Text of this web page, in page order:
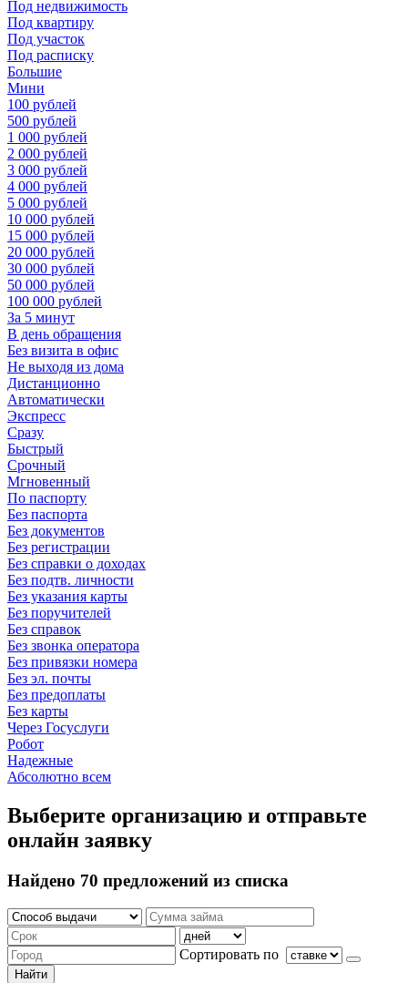
Под недвижимость
Под квартиру
Под участок
Под расписку
Большие
Мини
100 рублей
500 рублей
1 000 рублей
2 000 рублей
3 000 рублей
4 000 рублей
5 000 рублей
10 000 рублей
15 000 рублей
20 000 рублей
30 000 рублей
50 000 рублей
100 000 рублей
За 5 минут
В день обращения
Без визита в офис
Не выходя из дома
Дистанционно
Автоматически
Экспресс
Сразу
Быстрый
Срочный
Мгновенный
По паспорту
Без паспорта
Без документов
Без регистрации
Без справки о доходах
Без подтв. личности
Без указания карты
Без поручителей
Без справок
Без звонка оператора
Без привязки номера
Без эл. почты
Без предоплаты
Без карты
Через Госуслуги
Робот
Надежные
Абсолютно всем
Выберите организацию и отправьте
онлайн заявку
Найдено 70 предложений из списка
Сортировать по
Найти